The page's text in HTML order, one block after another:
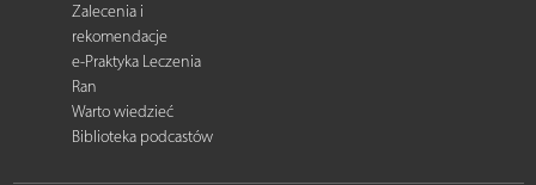
Zalecenia i
rekomendacje
e-Praktyka Leczenia
Ran
Warto wiedzieć
Biblioteka podcastów